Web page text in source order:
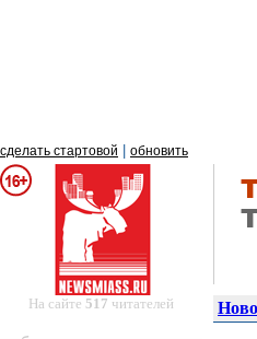
сделать стартовой обновить
На сайте 517 читателей